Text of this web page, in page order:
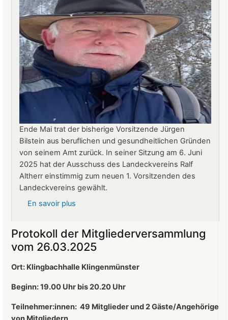
Betriebsleiter
Ende Mai trat der bisherige Vorsitzende Jürgen
Bilstein aus beruflichen und gesundheitlichen Gründen
von seinem Amt zurück. In seiner Sitzung am 6. Juni
2025 hat der Ausschuss des Landeckvereins Ralf
Altherr einstimmig zum neuen 1. Vorsitzenden des
Landeckvereins gewählt.
En savoir plus
Altherr
ist
neuer
Vorsitzender
des
Protokoll der Mitgliederversammlung
vom 26.03.2025
Ort: Klingbachhalle Klingenmünster
Beginn: 19.00 Uhr bis 20.20 Uhr
Teilnehmer:innen: 49 Mitglieder und 2 Gäste/Angehörige